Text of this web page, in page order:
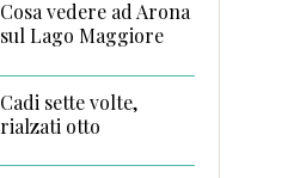
Cosa vedere ad Arona
sul Lago Maggiore
Cadi sette volte,
rialzati otto